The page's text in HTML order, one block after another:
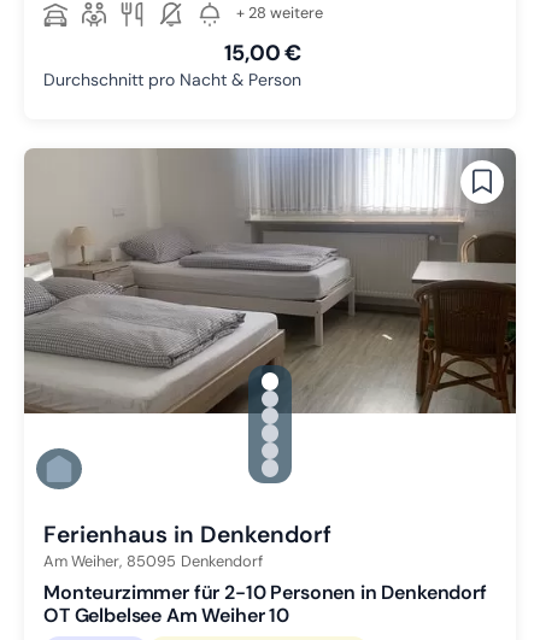
+ 28 weitere
15,00 €
Durchschnitt pro Nacht & Person
gallery.slide_selector
Zu Slide 1 wechseln
Zu Slide 2 wechseln
Zu Slide 3 wechseln
Zu Slide 4 wechseln
Zu Slide 5 wechseln
Zu Slide 6 wechseln
Ferienhaus in Denkendorf
Am Weiher, 85095 Denkendorf
Monteurzimmer für 2-10 Personen in Denkendorf
OT Gelbelsee Am Weiher 10